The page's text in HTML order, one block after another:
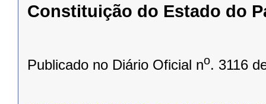
Constituição do Estado do
Publicado no Diário Oficial no. 3116